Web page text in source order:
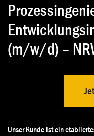
(m/w/d) –
Unser Kunde ist ein